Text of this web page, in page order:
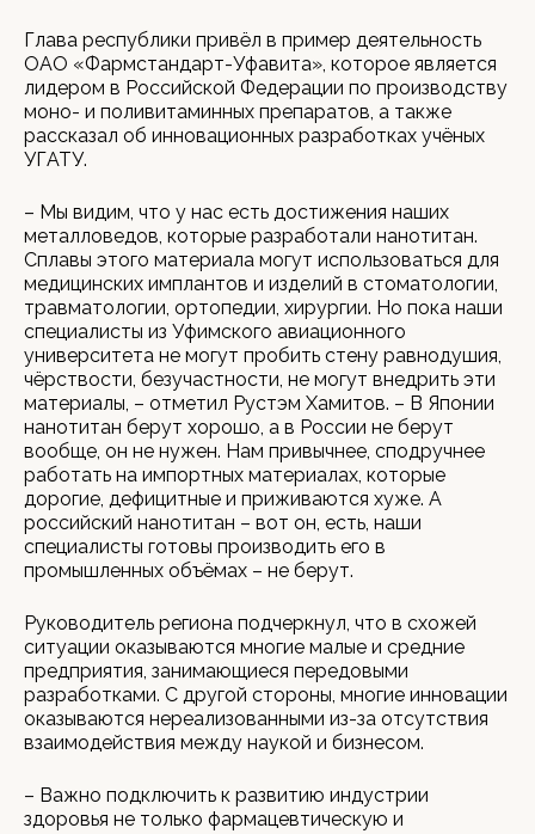
Глава республики привёл в пример деятельность
ОАО «Фармстандарт-Уфавита», которое является
лидером в Российской Федерации по производству
моно- и поливитаминных препаратов, а также
рассказал об инновационных разработках учёных
УГАТУ.
– Мы видим, что у нас есть достижения наших
металловедов, которые разработали нанотитан.
Сплавы этого материала могут использоваться для
медицинских имплантов и изделий в стоматологии,
травматологии, ортопедии, хирургии. Но пока наши
специалисты из Уфимского авиационного
университета не могут пробить стену равнодушия,
чёрствости, безучастности, не могут внедрить эти
материалы, – отметил Рустэм Хамитов. – В Японии
нанотитан берут хорошо, а в России не берут
вообще, он не нужен. Нам привычнее, сподручнее
работать на импортных материалах, которые
дорогие, дефицитные и приживаются хуже. А
российский нанотитан – вот он, есть, наши
специалисты готовы производить его в
промышленных объёмах – не берут.
Руководитель региона подчеркнул, что в схожей
ситуации оказываются многие малые и средние
предприятия, занимающиеся передовыми
разработками. С другой стороны, многие инновации
оказываются нереализованными из-за отсутствия
взаимодействия между наукой и бизнесом.
– Важно подключить к развитию индустрии
здоровья не только фармацевтическую и